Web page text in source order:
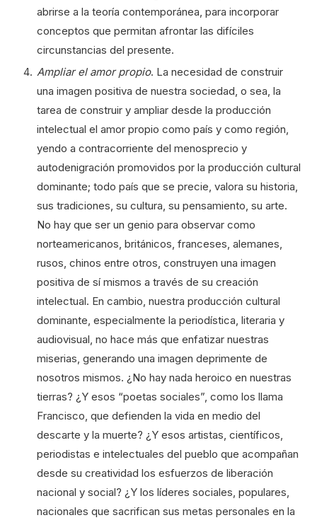
abrirse a la teoría contemporánea, para incorporar
conceptos que permitan afrontar las difíciles
circunstancias del presente.
Ampliar el amor propio. La necesidad de construir
una imagen positiva de nuestra sociedad, o sea, la
tarea de construir y ampliar desde la producción
intelectual el amor propio como país y como región,
yendo a contracorriente del menosprecio y
autodenigración promovidos por la producción cultural
dominante; todo país que se precie, valora su historia,
sus tradiciones, su cultura, su pensamiento, su arte.
No hay que ser un genio para observar como
norteamericanos, británicos, franceses, alemanes,
rusos, chinos entre otros, construyen una imagen
positiva de sí mismos a través de su creación
intelectual. En cambio, nuestra producción cultural
dominante, especialmente la periodística, literaria y
audiovisual, no hace más que enfatizar nuestras
miserias, generando una imagen deprimente de
nosotros mismos. ¿No hay nada heroico en nuestras
tierras? ¿Y esos “poetas sociales”, como los llama
Francisco, que defienden la vida en medio del
descarte y la muerte? ¿Y esos artistas, científicos,
periodistas e intelectuales del pueblo que acompañan
desde su creatividad los esfuerzos de liberación
nacional y social? ¿Y los líderes sociales, populares,
nacionales que sacrifican sus metas personales en la